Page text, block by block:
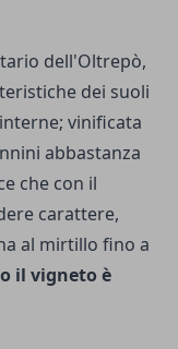
dell'Oltrepò,
dei suoli
vinificata
abbastanza
che con il
carattere,
al mirtillo fino a
il vigneto è